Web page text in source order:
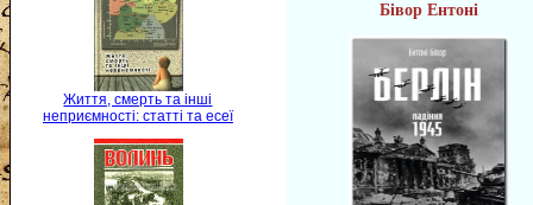
Життя, смерть та інші
неприємності: статті та есеї
Бівор Ентоні